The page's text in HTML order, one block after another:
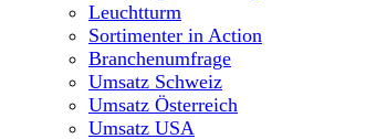
Leuchtturm
Sortimenter in Action
Branchenumfrage
Umsatz Schweiz
Umsatz Österreich
Umsatz USA